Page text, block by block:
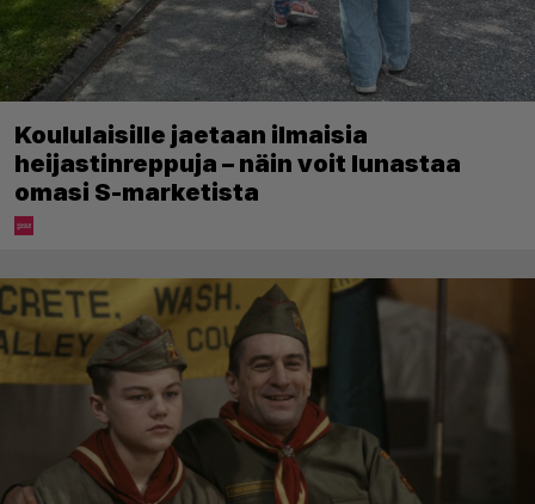
Koululaisille jaetaan ilmaisia
heijastinreppuja – näin voit lunastaa
omasi S-marketista